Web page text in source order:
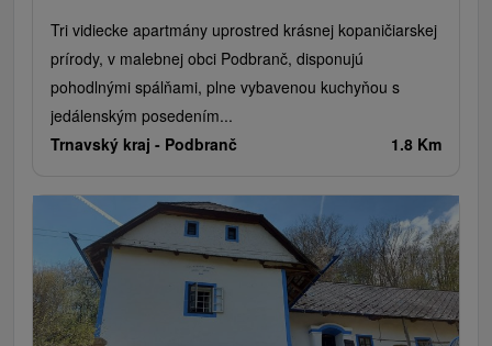
Tri vidiecke apartmány uprostred krásnej kopaničiarskej
prírody, v malebnej obci Podbranč, disponujú
pohodlnými spálňami, plne vybavenou kuchyňou s
jedálenským posedením...
Trnavský kraj - Podbranč 1.8 Km